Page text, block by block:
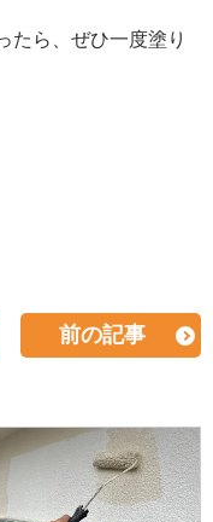
たら、ぜひ一度塗り
前の記事